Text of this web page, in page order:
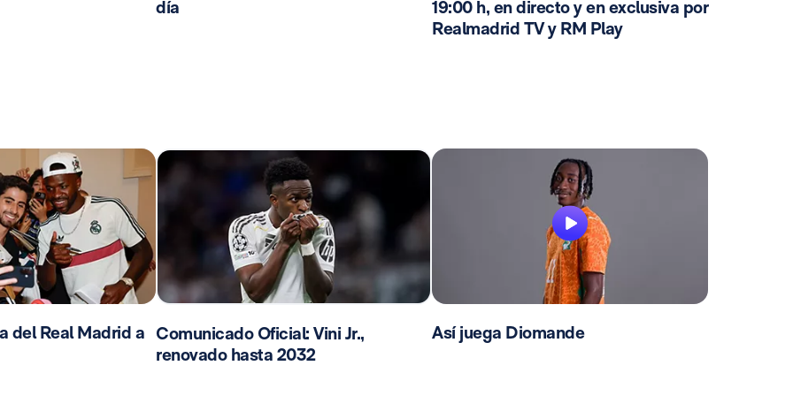
día
19:00 h, en directo y en exclusiva por
Realmadrid TV y RM Play
del Real Madrid a Comunicado Oficial: Vini Jr.,
renovado hasta 2032
Así juega Diomande